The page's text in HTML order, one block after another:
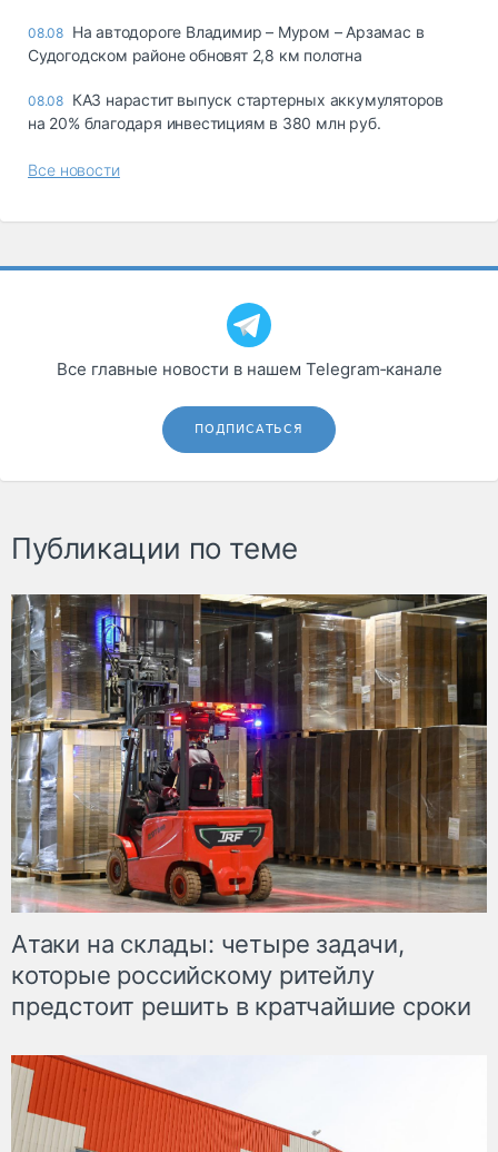
08.08 На автодороге Владимир – Муром – Арзамас в
Судогодском районе обновят 2,8 км полотна
08.08 КАЗ нарастит выпуск стартерных аккумуляторов
на 20% благодаря инвестициям в 380 млн руб.
Все новости
Все главные новости в нашем Telegram‑канале
ПОДПИСАТЬСЯ
Публикации по теме
Атаки на склады: четыре задачи,
которые российскому ритейлу
предстоит решить в кратчайшие сроки